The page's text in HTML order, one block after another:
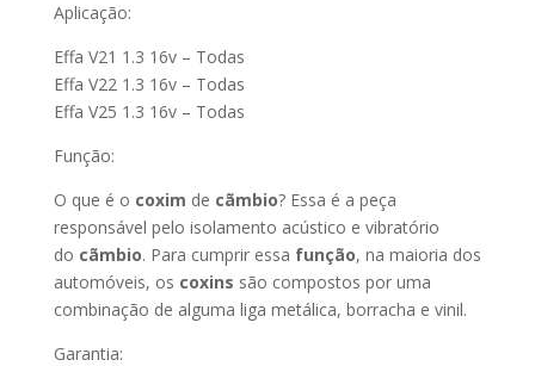
Aplicação:
Effa V21 1.3 16v – Todas
Effa V22 1.3 16v – Todas
Effa V25 1.3 16v – Todas
Função:
O que é o coxim de cãmbio? Essa é a peça
responsável pelo isolamento acústico e vibratório
do cãmbio. Para cumprir essa função, na maioria dos
automóveis, os coxins são compostos por uma
combinação de alguma liga metálica, borracha e vinil.
Garantia: